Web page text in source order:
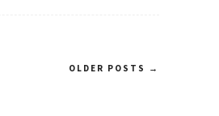
OLDER POSTS →